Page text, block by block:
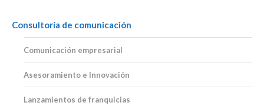
Consultoría de comunicación
Comunicación empresarial
Asesoramiento e Innovación
Lanzamientos de franquicias